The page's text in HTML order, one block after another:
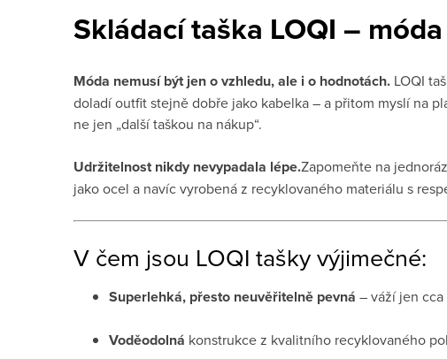
Skládací taška LOQI –
Móda nemusí být jen o vzhledu, ale i o hodnotách. LOQI
doladí outfit stejně dobře jako kabelka – a přitom myslí na
ne jen „další taškou na nákup“.
Udržitelnost nikdy nevypadala lépe.Zapomeňte na
jako ocel a navíc vyrobená z recyklovaného materiálu s
V čem jsou LOQI tašky výjimečné:
Super­lehká, přesto neuvěřitelně pevná – váží jen
Voděodolná konstrukce z kvalitního recyklovaného